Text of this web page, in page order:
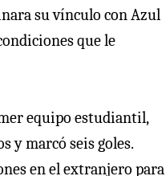
su vínculo con Azul
que le
equipo estudiantil,
y marcó seis goles.
en el extranjero para